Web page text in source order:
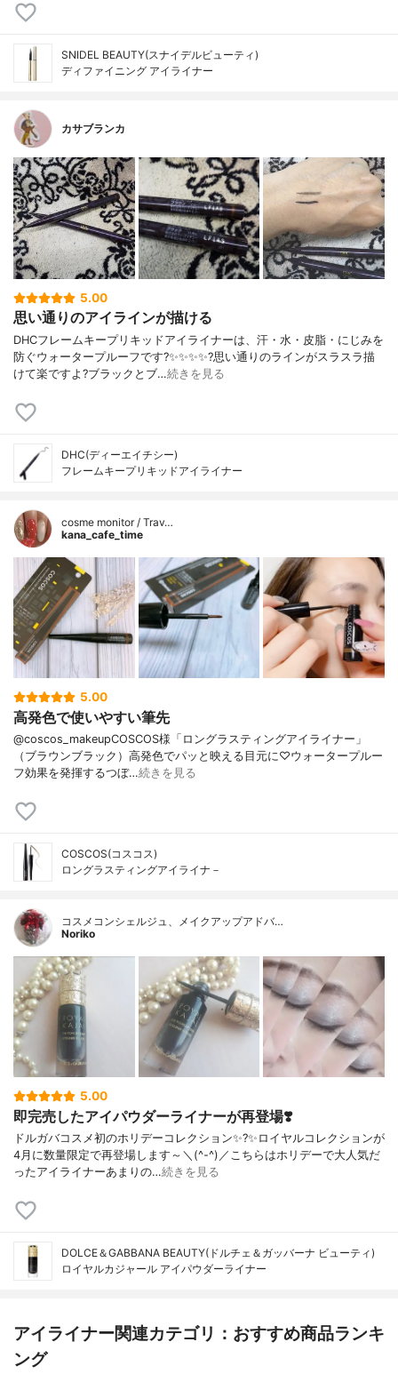
SNIDEL BEAUTY(スナイデルビューティ)
ディファイニング アイライナー
カサブランカ
5.00
思い通りのアイラインが描ける
DHCフレームキープリキッドアイライナーは、汗・水・皮脂・にじみを
防ぐウォータープルーフです?✨✨✨✨?️思い通りのラインがスラスラ描
けて楽ですよ?ブラックとブ…続きを見る
DHC(ディーエイチシー)
フレームキープリキッドアイライナー
cosme monitor / Trav…
kana_cafe_time
5.00
高発色で使いやすい筆先
@coscos_makeupCOSCOS様「ロングラスティングアイライナー」
（ブラウンブラック）高発色でパッと映える目元に♡ウォータープルー
フ効果を発揮するつぼ…続きを見る
COSCOS(コスコス)
ロングラスティングアイライナ－
コスメコンシェルジュ、メイクアップアドバ…
Noriko
5.00
即完売したアイパウダーライナーが再登場❣️
ドルガバコスメ初のホリデーコレクション✨?✨ロイヤルコレクションが
4月に数量限定で再登場します～＼(^-^)／こちらはホリデーで大人気だ
ったアイライナーあまりの…続きを見る
DOLCE＆GABBANA BEAUTY(ドルチェ＆ガッバーナ ビューティ)
ロイヤルカジャール アイパウダーライナー
アイライナー関連カテゴリ：おすすめ商品ランキ
ング